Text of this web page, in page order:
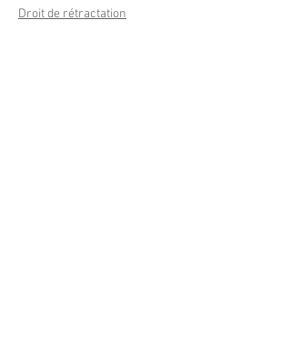
Droit de rétractation